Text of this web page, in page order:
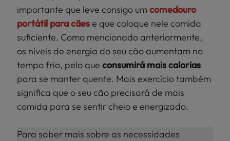
importante que leve consigo um comedouro
portátil para cãese que coloque nele comida
suficiente. Como mencionado anteriormente,
os níveis de energia do seu cão aumentam no
tempo frio, pelo que consumirá mais calorias
para se manter quente. Mais exercício também
significa que o seu cão precisará de mais
comida para se sentir cheio e energizado.
Para saber mais sobre as necessidades